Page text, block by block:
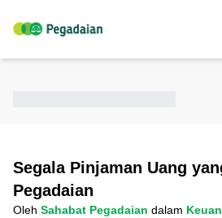
Segala Pinjaman Uang
Pegadaian
Oleh Sahabat Pegadaian dalam